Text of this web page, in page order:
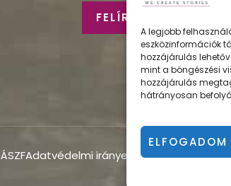
A legjobb
eszközinformációk
hozzájárulás
mint a böngészési
hozzájárulás
hátrányosan
ELFOGADOM
FELÍRATKOZÁS
ÁSZFAdatvédelmi irányelvekImpresszum